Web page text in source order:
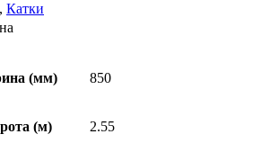
, Катки
(мм) 850
(м) 2.55